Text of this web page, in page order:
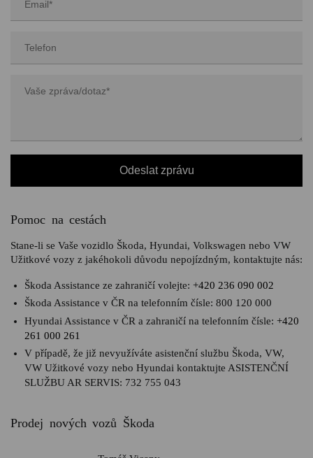
Pomoc na cestách
Stane-li se Vaše vozidlo Škoda, Hyundai, Volkswagen nebo VW
Užitkové vozy z jakéhokoli důvodu nepojízdným, kontaktujte nás:
Škoda Assistance ze zahraničí volejte: +420 236 090 002
Škoda Assistance v ČR na telefonním čísle: 800 120 000
Hyundai Assistance v ČR a zahraničí na telefonním čísle: +420
261 000 261
V případě, že již nevyužíváte asistenční službu Škoda, VW,
VW Užitkové vozy nebo Hyundai kontaktujte ASISTENČNÍ
SLUŽBU AR SERVIS: 732 755 043
Prodej nových vozů Škoda